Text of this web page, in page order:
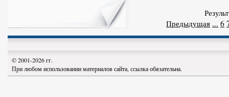
Предыдущая ... 6
© 2001-2026 гг.
При любом использовании материалов сайта, ссылка обязательна.